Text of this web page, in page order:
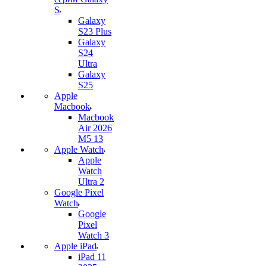
S
Galaxy
S23 Plus
Galaxy
S24
Ultra
Galaxy
S25
Apple
Macbook
Macbook
Air 2026
M5 13
Apple Watch
Apple
Watch
Ultra 2
Google Pixel
Watch
Google
Pixel
Watch 3
Apple iPad
iPad 11